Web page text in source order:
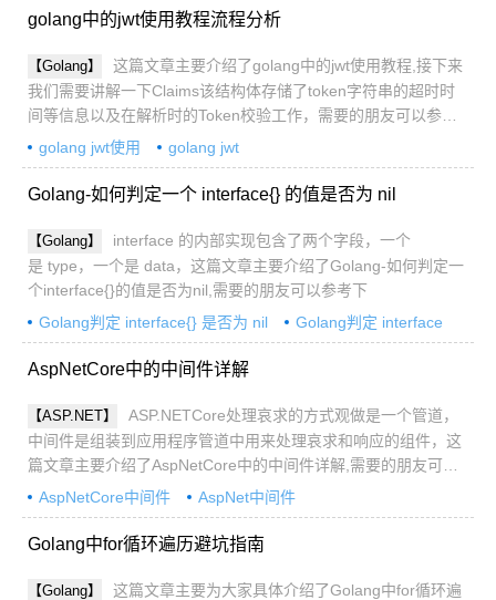
golang中的jwt使用教程流程分析
【Golang】
这篇文章主要介绍了golang中的jwt使用教程,接下来
我们需要讲解一下Claims该结构体存储了token字符串的超时时
间等信息以及在解析时的Token校验工作，需要的朋友可以参考
golang jwt使用 golang jwt
Golang-如何判定一个 interface{} 的值是否为 nil
【Golang】
interface 的内部实现包含了两个字段，一个
是 type，一个是 data，这篇文章主要介绍了Golang-如何判定一
个interface{}的值是否为nil,需要的朋友可以参考下
Golang判定 interface{} 是否为 nil
Golang判定 interface
AspNetCore中的中间件详解
【ASP.NET】
ASP.NETCore处理哀求的方式观做是一个管道，
中间件是组装到应用程序管道中用来处理哀求和响应的组件，这
篇文章主要介绍了AspNetCore中的中间件详解,需要的朋友可以
参考下
AspNetCore中间件 AspNet中间件
Golang中for循环遍历避坑指南
【Golang】
这篇文章主要为大家具体介绍了Golang中for循环遍